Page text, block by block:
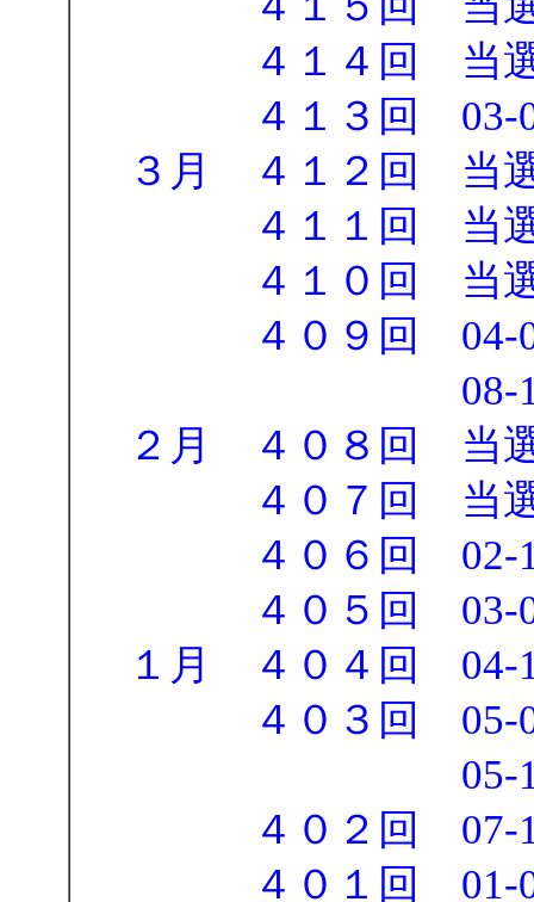
４１４回 当選
４１３回 03-06-
３月 ４１２回 当
４１１回 当選
４１０回 当選
４０９回 04-08-
08-13-15-
２月 ４０８回 当
４０７回 当選
４０６回 02-11-
４０５回 03-
１月 ４０４回 04-
４０３回 05-06-
05-11-12-
４０２回 07-17-
４０１回 01-09-